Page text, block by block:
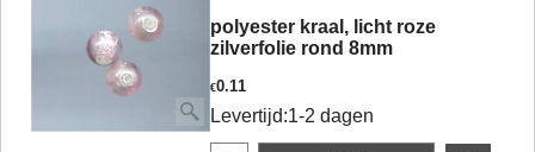
polyester kraal, licht roze
zilverfolie rond 8mm
€0.11
Levertijd:1-2 dagen